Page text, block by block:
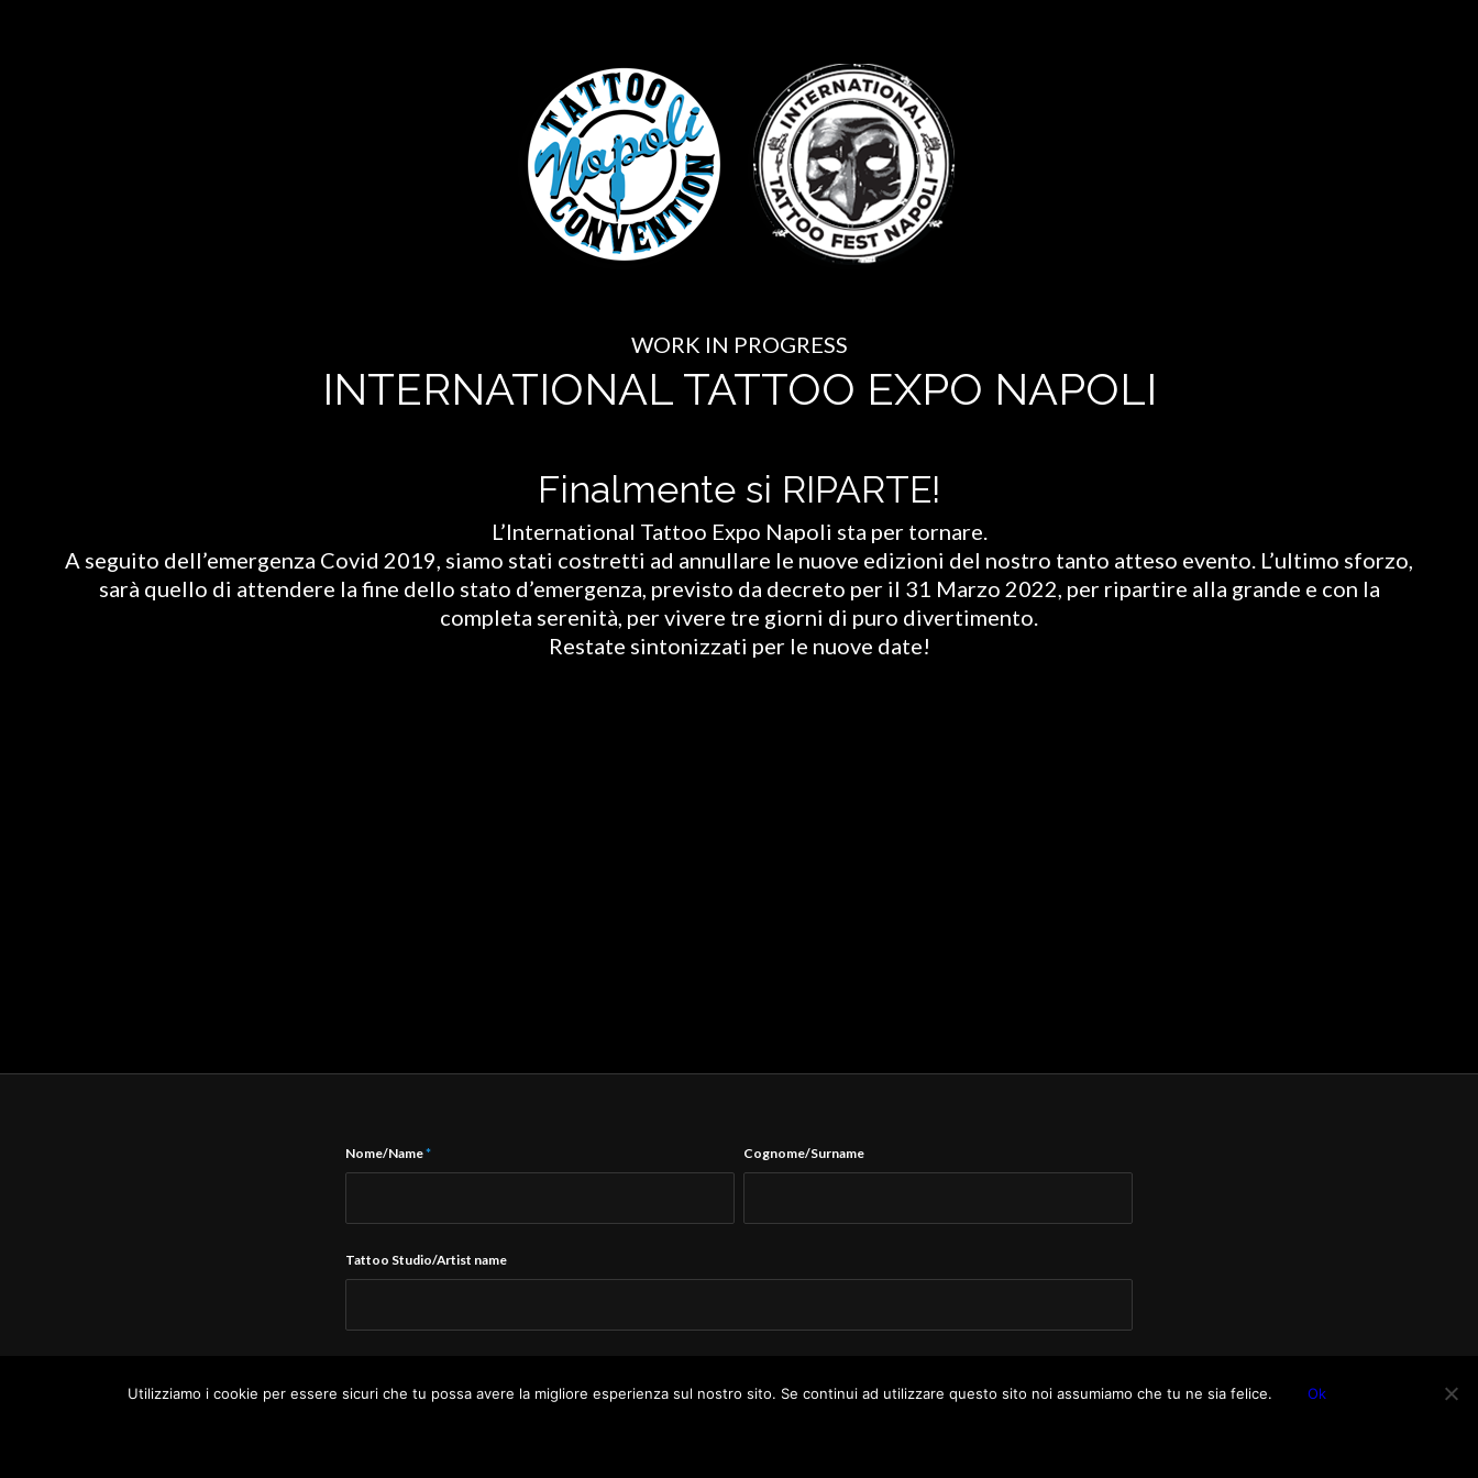
WORK IN PROGRESS
INTERNATIONAL TATTOO EXPO NAPOLI
Finalmente si RIPARTE!
L’International Tattoo Expo Napoli sta per tornare.
A seguito dell’emergenza Covid 2019, siamo stati costretti ad annullare le nuove edizioni del nostro tanto atteso evento. L’ultimo sforzo,
sarà quello di attendere la fine dello stato d’emergenza, previsto da decreto per il 31 Marzo 2022, per ripartire alla grande e con la
completa serenità, per vivere tre giorni di puro divertimento.
Restate sintonizzati per le nuove date!
Nome/Name* Cognome/Surname
Tattoo Studio/Artist name
Utilizziamo i cookie per essere sicuri che tu possa avere la migliore esperienza sul nostro sito. Se continui ad utilizzare questo sito noi assumiamo che tu ne sia felice. Ok